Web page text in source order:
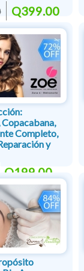
Q399.00
Completo,
y
Q199.00